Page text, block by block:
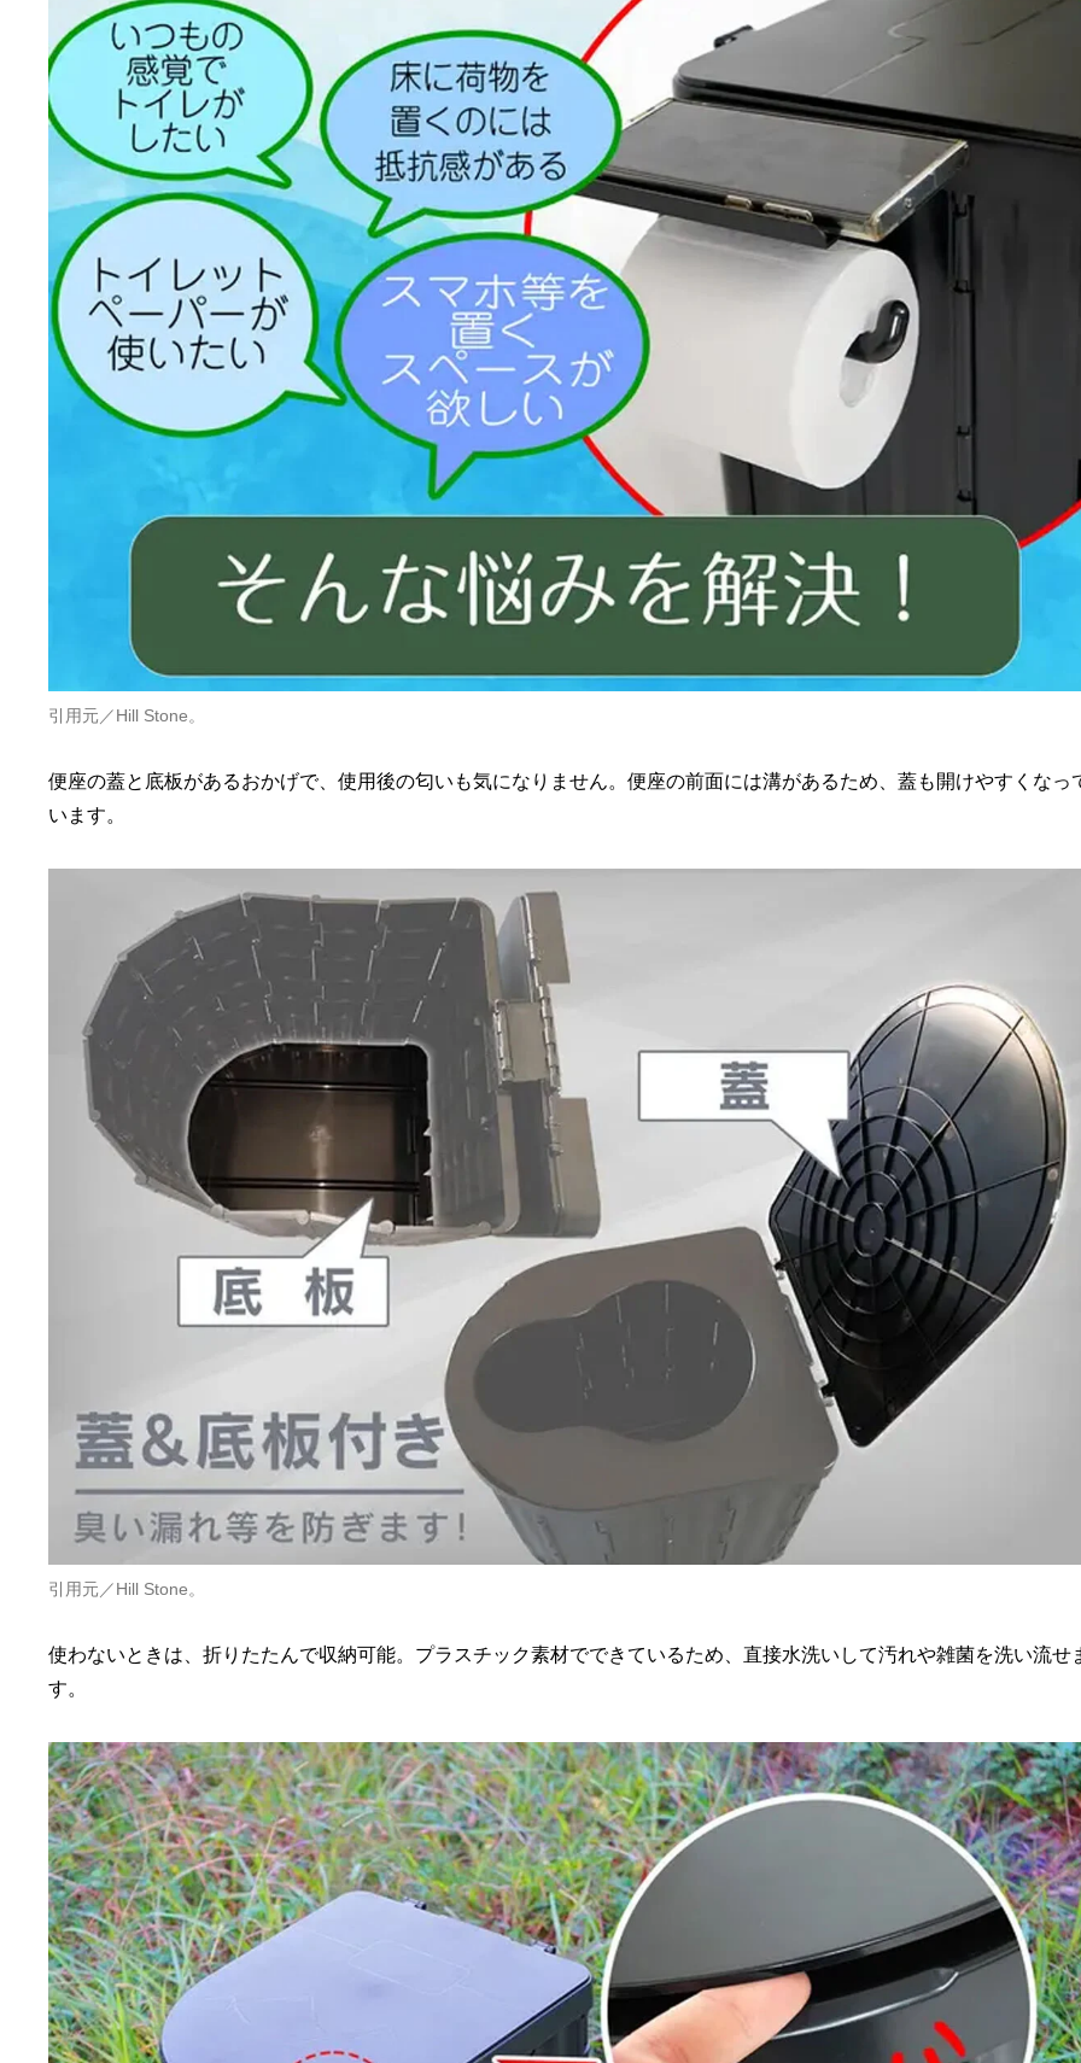
引用元／Hill Stone。
便座の蓋と底板があるおかげで、使用後の匂いも気になりません。便座の前面には溝があるため、蓋も開けやすくなっ
います。
引用元／Hill Stone。
使わないときは、折りたたんで収納可能。プラスチック素材でできているため、直接水洗いして汚れや雑菌を洗い流せ
す。